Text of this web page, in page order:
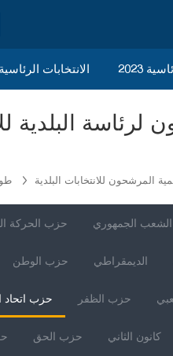
2023 الانتخابات 2023
المرشحون للانتخابات البلدية
حزب الحركة الجمهوري
حزب الوطن الديمقراطي
حزب اتحاد حزب الظفر
حزب الحق كانون الثاني